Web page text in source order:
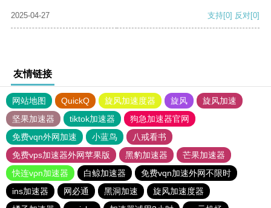
2025-04-27 支持[0] 反对[0]
友情链接
网站地图 QuickQ 旋风加速度器 旋风
旋风加速
坚果加速器
tiktok加速器
狗急加速器官网
免费vqn外网加速
小蓝鸟
八戒看书
免费vps加速器外网苹果版
黑豹加速器
芒果加速器
快连vρn加速器
白鲸加速器
免费vqn加速外网不限时
ins加速器
网必通 黑洞加速
旋风加速度器